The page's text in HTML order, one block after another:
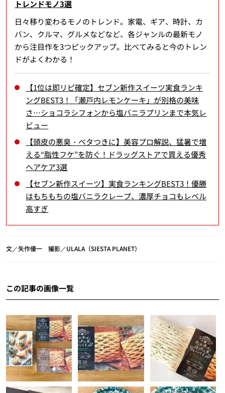
トレンドモノ3選
日々移り変わるモノのトレンド。家電、ギア、時計、カ
バン、クルマ、グルメなどなど、各ジャンルの最新モノ
から注目作を3つピックアップ。比べてみると今のトレン
ドがよくわかる！
【1位は即リピ確定】セブン新作スイーツ実食ランキ
ングBEST3！「瀬戸内レモンケーキ」が別格の美味
さ…ショコラシフォンから塩バニラプリンまで本気レ
ビュー
【頭皮の悪臭・ベタつきに】美容プロ解説、猛暑で増
える“脂性フケ”を防ぐ！ドラッグストアで買える優秀
ヘアケア3選
【セブン新作スイーツ】実食ランキングBEST3！優勝
はもちもちの塩バニラクレープ、濃厚チョコもレベル
高すぎ
文／矢作優一 撮影／ULALA（SIESTA PLANET）
この記事の画像一覧